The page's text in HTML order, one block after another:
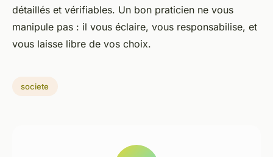
détaillés et vérifiables. Un bon praticien ne vous
manipule pas : il vous éclaire, vous responsabilise, et
vous laisse libre de vos choix.
societe